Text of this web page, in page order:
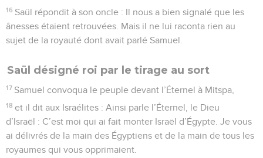
16 Saül répondit à son oncle : Il nous a bien signalé que les
ânesses étaient retrouvées. Mais il ne lui raconta rien au
sujet de la royauté dont avait parlé Samuel.
Saül désigné roi par le tirage au sort
17 Samuel convoqua le peuple devant l’Éternel à Mitspa,
18 et il dit aux Israélites : Ainsi parle l’Éternel, le Dieu
d’Israël : C’est moi qui ai fait monter Israël d’Égypte. Je vous
ai délivrés de la main des Égyptiens et de la main de tous les
royaumes qui vous opprimaient.